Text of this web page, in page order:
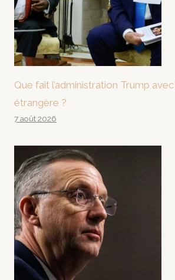
Que fait l’administration Trump avec
étrangère ?
7 août 2026